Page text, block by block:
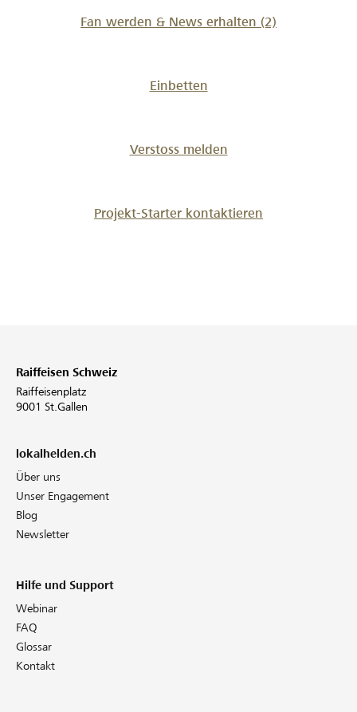
Fan werden & News erhalten (2)
Einbetten
Verstoss melden
Projekt-Starter kontaktieren
Raiffeisen Schweiz
Raiffeisenplatz
9001 St.Gallen
lokalhelden.ch
Über uns
Unser Engagement
Blog
Newsletter
Hilfe und Support
Webinar
FAQ
Glossar
Kontakt